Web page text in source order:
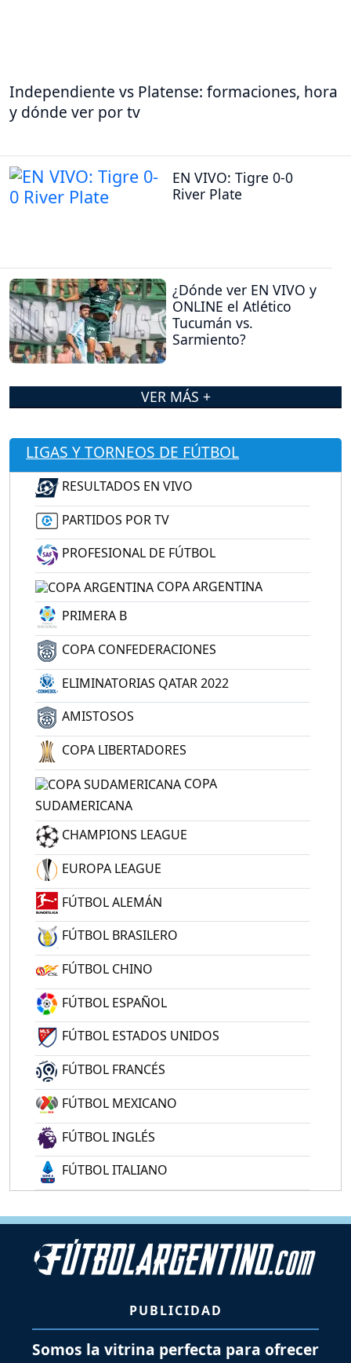
Independiente vs Platense: formaciones, hora
y dónde ver por tv
EN VIVO: Tigre 0-0
River Plate
¿Dónde ver EN VIVO y
ONLINE el Atlético
Tucumán vs.
Sarmiento?
VER MÁS +
LIGAS Y TORNEOS DE FÚTBOL
RESULTADOS EN VIVO
PARTIDOS POR TV
PROFESIONAL DE FÚTBOL
COPA ARGENTINA
PRIMERA B
COPA CONFEDERACIONES
ELIMINATORIAS QATAR 2022
AMISTOSOS
COPA LIBERTADORES
COPA
SUDAMERICANA
CHAMPIONS LEAGUE
EUROPA LEAGUE
FÚTBOL ALEMÁN
FÚTBOL BRASILERO
FÚTBOL CHINO
FÚTBOL ESPAÑOL
FÚTBOL ESTADOS UNIDOS
FÚTBOL FRANCÉS
FÚTBOL MEXICANO
FÚTBOL INGLÉS
FÚTBOL ITALIANO
PUBLICIDAD
Somos la vitrina perfecta para ofrecer